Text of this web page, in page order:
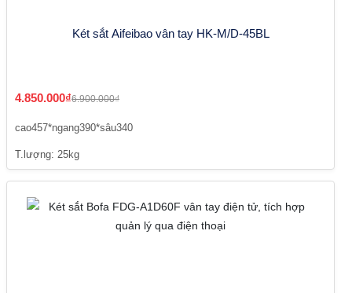
Két sắt Aifeibao vân tay HK-M/D-45BL
4.850.000₫6.900.000₫
cao457*ngang390*sâu340
T.lượng: 25kg